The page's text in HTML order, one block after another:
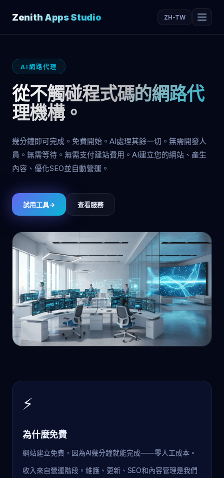
Zenith Apps Studio ZH-TW
AI網路代理
從不觸碰程式碼的網路代
理機構。
幾分鐘即可完成。免費開始。AI處理其餘一切。無需開發人
員。無需等待。無需支付建站費用。AI建立您的網站、產生
內容、優化SEO並自動營運。
試用工具→ 查看服務
⚡
為什麼免費
網站建立免費，因為AI幾分鐘就能完成——零人工成本。
收入來自營運階段。維護、更新、SEO和內容管理是我們